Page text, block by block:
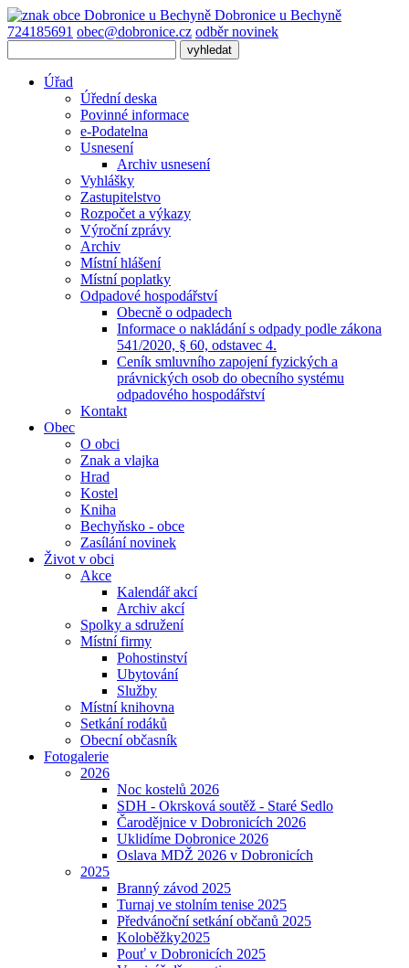
Dobronice u Bechyně
724185691 obec@dobronice.cz odběr novinek
Úřad
Úřední deska
Povinné informace
e-Podatelna
Usnesení
Archiv usnesení
Vyhlášky
Zastupitelstvo
Rozpočet a výkazy
Výroční zprávy
Archiv
Místní hlášení
Místní poplatky
Odpadové hospodářství
Obecně o odpadech
Informace o nakládání s odpady podle zákona
541/2020, § 60, odstavec 4.
Ceník smluvního zapojení fyzických a
právnických osob do obecního systému
odpadového hospodářství
Kontakt
Obec
O obci
Znak a vlajka
Hrad
Kostel
Kniha
Bechyňsko - obce
Zasílání novinek
Život v obci
Akce
Kalendář akcí
Archiv akcí
Spolky a sdružení
Místní firmy
Pohostinství
Ubytování
Služby
Místní knihovna
Setkání rodáků
Obecní občasník
Fotogalerie
2026
Noc kostelů 2026
SDH - Okrsková soutěž - Staré Sedlo
Čarodějnice v Dobronicích 2026
Uklidíme Dobronice 2026
Oslava MDŽ 2026 v Dobronicích
2025
Branný závod 2025
Turnaj ve stolním tenise 2025
Předvánoční setkání občanů 2025
Koloběžky2025
Pouť v Dobronicích 2025